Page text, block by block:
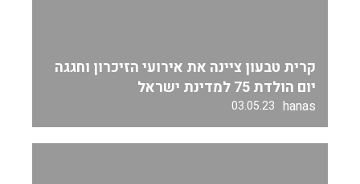
קרית טבעון ציינה את אירועי הזיכרון וחגגה
יום הולדת 75 למדינת ישראל
hanas
03.05.23